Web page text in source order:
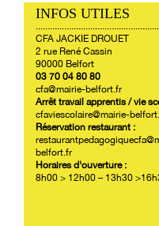
INFOS UTILES
....................................................
CFA JACKIE DROUET
2 rue René Cassin
90000 Belfort
03 70 04 80 80
cfa@mairie-belfort.fr
Arrêt travail apprentis / vie
cfaviescolaire@mairie-
Réservation restaurant :
belfort.fr
Horaires d'ouverture :
8h00 > 12h00 – 13h30